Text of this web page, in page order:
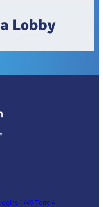
1449 Torre 4